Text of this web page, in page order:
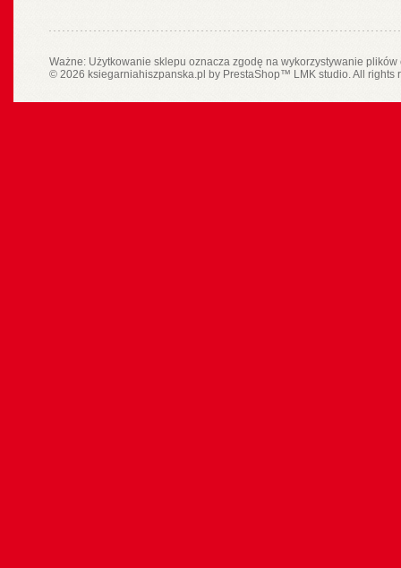
Ważne: Użytkowanie sklepu oznacza zgodę na wykorzystywanie
© 2026 ksiegarniahiszpanska.pl by PrestaShop™ LMK studio. All rights